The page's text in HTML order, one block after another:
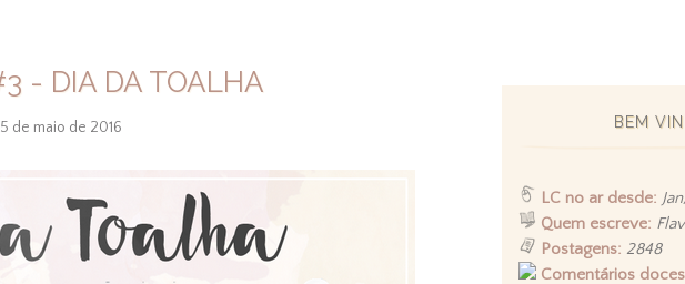
- DIA DA TOALHA
de maio de 2016 BEM
LC no ar desde:
Quem escreve:
Postagens: 2848
Comentários